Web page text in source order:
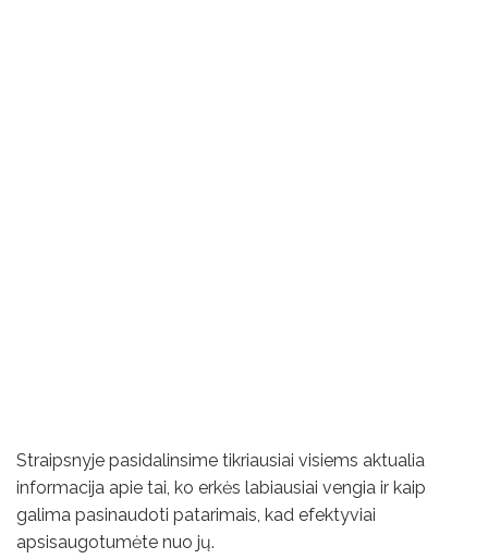
Straipsnyje pasidalinsime tikriausiai visiems aktualia
informacija apie tai, ko erkės labiausiai vengia ir kaip
galima pasinaudoti patarimais, kad efektyviai
apsisaugotumėte nuo jų.